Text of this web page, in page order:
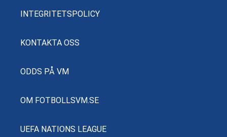
INTEGRITETSPOLICY
KONTAKTA OSS
ODDS PÅ VM
OM FOTBOLLSVM.SE
UEFA NATIONS LEAGUE